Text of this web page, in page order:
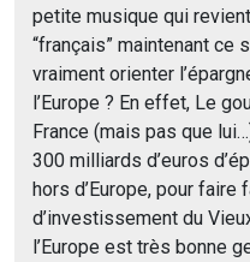
petite musique qui revient
“français” maintenant ce
vraiment orienter
l’Europe ? En effet, Le
France (mais pas que
300 milliards d’euros
hors d’Europe, pour faire
d’investissement du
l’Europe est très bonne